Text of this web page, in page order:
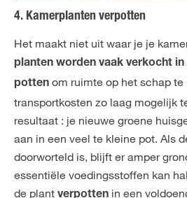
4. Kamerplanten verpotten
Het maakt niet uit waar je je
planten worden vaak verkocht
potten om ruimte op het schap te
transportkosten zo laag mogelijk
resultaat : je nieuwe groene
aan in een veel te kleine pot. Als
doorworteld is, blijft er amper
essentiële voedingsstoffen kan
de plant verpotten in een